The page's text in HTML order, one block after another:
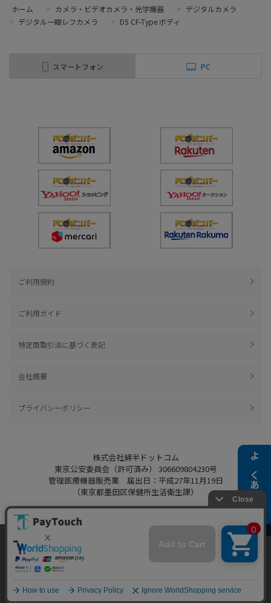
よくある質問
ホーム > カメラ・ビデオカメラ・光学機器 > デジタルカメラ
> デジタル一眼レフカメラ > D5 CF-Type ボディ
スマートフォン PC
ご利用規約
ご利用ガイド
特定商取引法に基づく表記
会社概要
プライバシーポリシー
株式会社綿半ドットコム
東京公安委員会（許可済み） 306609804230号
管理医療機器販売業 届出日：平成27年11月19日
（東京都墨田区保健所生活衛生課）
Copyright 2022
Powered by Watahan Partners Co., Ltd.
当ウェブサイトでは、お客様により良いサービス
をご提供するため、クッキーを利用しています。
サイト利用を継続することにより、クッキーの使
細はこちら」をご覧ください。
同意する